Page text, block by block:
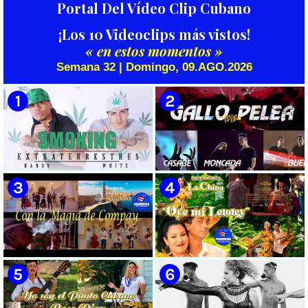
Portal Del Vídeo Clip Cubano
¡Los 10 Videoclips más vistos!
« en estos momentos »
Semana 32 | Domingo, 09.AGO.2026
🟡 Randy & White -
Extraterrestres - ¨Smoking¨ -
Videoclip - Dirección: Pepe
Salom
🟡 Casabe & Moncada & Buena
Fe - ¨Gallo de pelea¨ - Videoclip
- Dirección: Omar Leyva